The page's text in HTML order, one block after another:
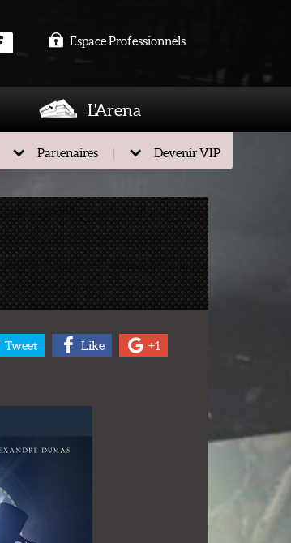
Espace Professionnels
L'Arena
Partenaires
Devenir VIP
Tweet Like +1